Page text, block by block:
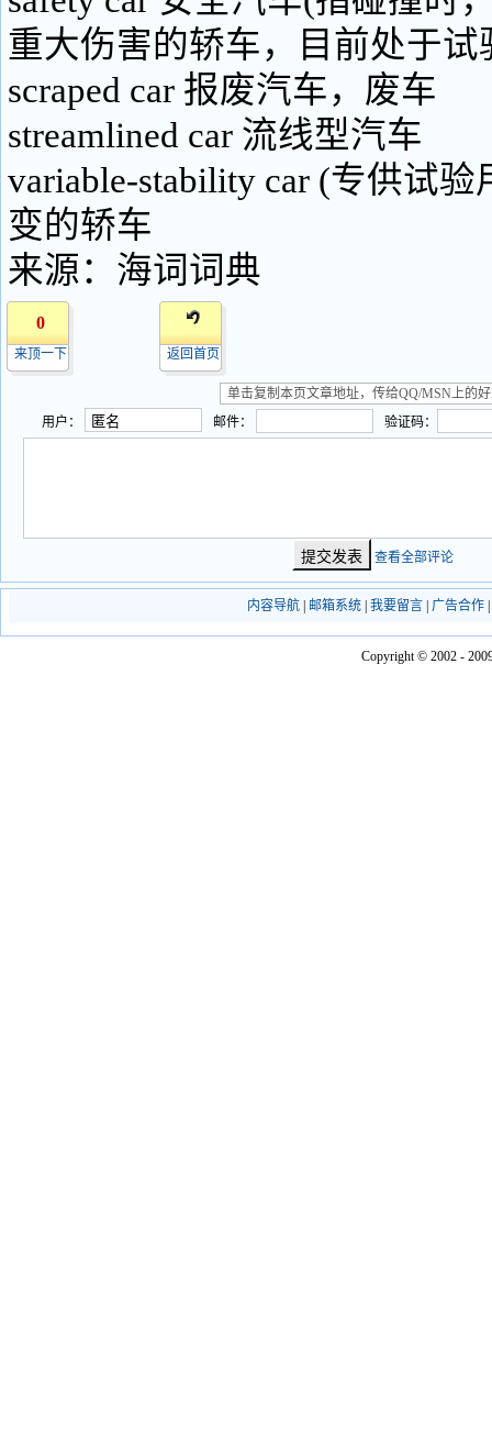
重大伤害的轿车，目前处于试
scraped car 报废汽车，废车
streamlined car 流线型汽车
variable-stability car (专供试
变的轿车
来源：海词词典
0
来顶一下 返回首页
用户： 邮件： 验证码：
查看全部评论
内容导航| 邮箱系统| 我要留言| 广告合作|
Copyright © 2002 -